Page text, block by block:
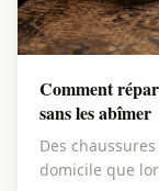
Comment
sans les abîmer
Des
domicile que